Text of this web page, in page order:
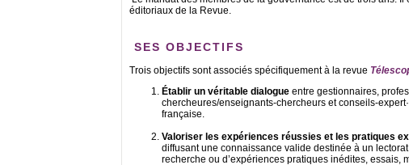
éditoriaux de la Revue.
SES OBJECTIFS
Trois objectifs sont associés spécifiquement à la revue
Établir un véritable dialogue entre gestionnaires,
chercheures/enseignants-chercheurs et conseils-
française.
Valoriser les expériences réussies et les pratiques
diffusant une connaissance valide destinée à un
recherche ou d’expériences pratiques inédites, essais,